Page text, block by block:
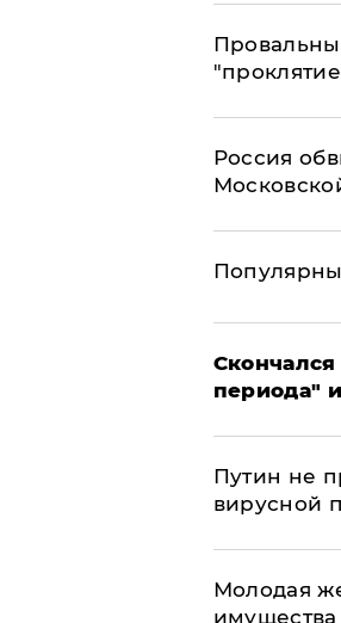
Россия
периода"
Путин не
вирусной
Молодая
имущества